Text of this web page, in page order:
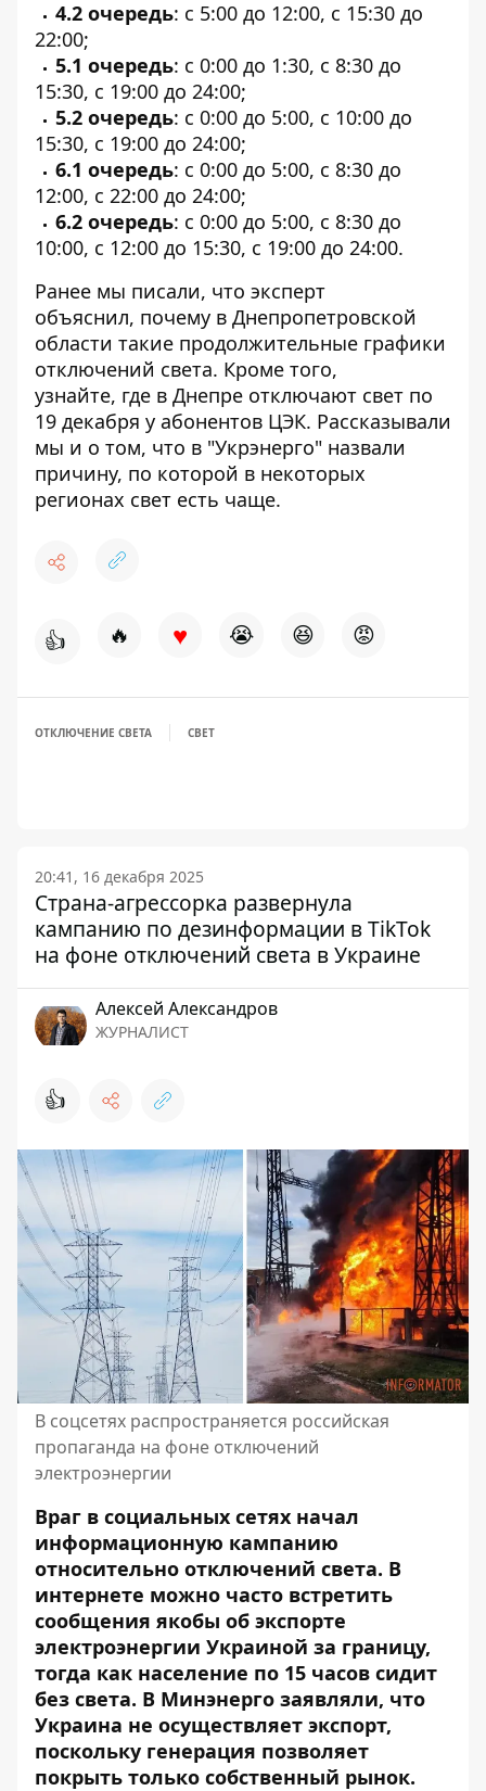
4.2 очередь: с 5:00 до 12:00, с 15:30 до
22:00;
5.1 очередь: с 0:00 до 1:30, с 8:30 до
15:30, с 19:00 до 24:00;
5.2 очередь: с 0:00 до 5:00, с 10:00 до
15:30, с 19:00 до 24:00;
6.1 очередь: с 0:00 до 5:00, с 8:30 до
12:00, с 22:00 до 24:00;
6.2 очередь: с 0:00 до 5:00, с 8:30 до
10:00, с 12:00 до 15:30, с 19:00 до 24:00.
Ранее мы писали, что эксперт
объяснил, почему в Днепропетровской
области такие продолжительные графики
отключений света. Кроме того,
узнайте, где в Днепре отключают свет по
19 декабря у абонентов ЦЭК. Рассказывали
мы и о том, что в "Укрэнерго" назвали
причину, по которой в некоторых
регионах свет есть чаще.
👍 🔥 ♥ 😭 😆 😡
ОТКЛЮЧЕНИЕ СВЕТА СВЕТ
20:41, 16 декабря 2025
Страна-агрессорка развернула
кампанию по дезинформации в TikTok
на фоне отключений света в Украине
Алексей Александров
ЖУРНАЛИСТ
👍
В соцсетях распространяется российская
пропаганда на фоне отключений
электроэнергии
Враг в социальных сетях начал
информационную кампанию
относительно отключений света. В
интернете можно часто встретить
сообщения якобы об экспорте
электроэнергии Украиной за границу,
тогда как население по 15 часов сидит
без света. В Минэнерго заявляли, что
Украина не осуществляет экспорт,
поскольку генерация позволяет
покрыть только собственный рынок.